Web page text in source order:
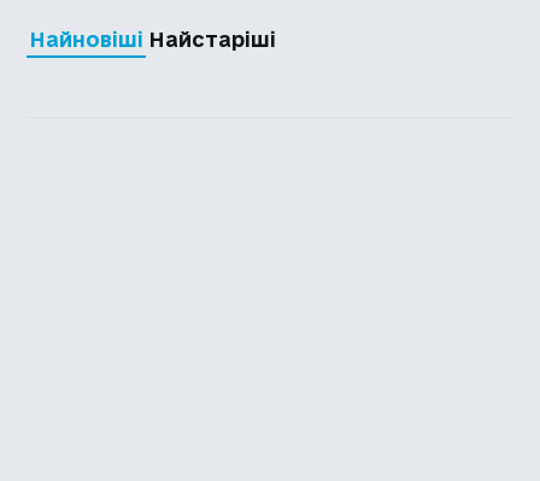
Найновіші Найстаріші